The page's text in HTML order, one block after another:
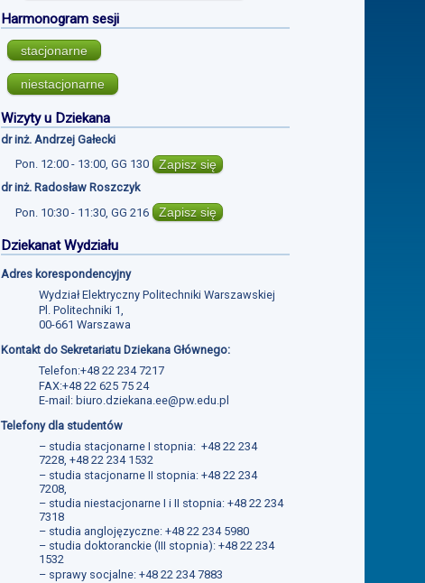
Harmonogram sesji
stacjonarne
niestacjonarne
Wizyty u Dziekana
dr inż. Andrzej Gałecki
Pon. 12:00 - 13:00, GG 130 Zapisz się
dr inż. Radosław Roszczyk
Pon. 10:30 - 11:30 GG 216 Zapisz się
Dziekanat Wydziału
Adres korespondencyjny
Wydział Elektryczny Politechniki Warszawskiej
Pl. Politechniki 1,
00-661 Warszawa
Kontakt do Sekretariatu Dziekana Głównego:
Telefon:+48 22 234 7217
FAX:+48 22 625 75 24
E-mail: biuro.dziekana.ee@pw.edu.pl
Telefony dla studentów
– studia stacjonarne I stopnia: +48 22 234
7228, +48 22 234 1532
– studia stacjonarne II stopnia: +48 22 234
7208,
– studia niestacjonarne I i II stopnia: +48 22 234
7318
– studia anglojęzyczne: +48 22 234 5980
– studia doktoranckie (III stopnia): +48 22 234
1532
– sprawy socjalne: +48 22 234 7883